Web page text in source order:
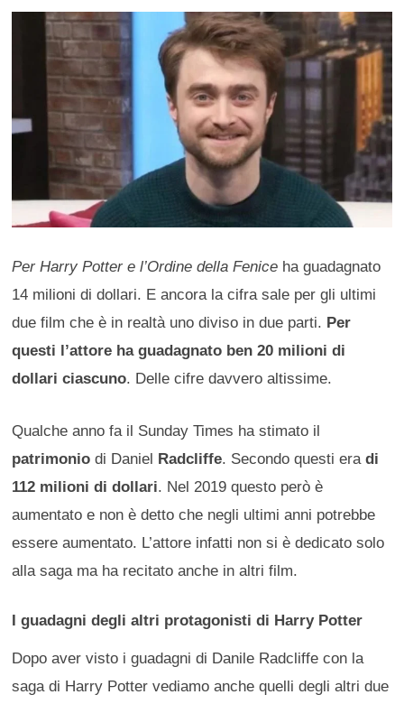
Per Harry Potter e l’Ordine della Fenice ha guadagnato
14 milioni di dollari. E ancora la cifra sale per gli ultimi
due film che è in realtà uno diviso in due parti. Per
questi l’attore ha guadagnato ben 20 milioni di
dollari ciascuno. Delle cifre davvero altissime.
Qualche anno fa il Sunday Times ha stimato il
patrimonio di Daniel Radcliffe. Secondo questi eradi
112 milioni di dollari. Nel 2019 questo però è
aumentato e non è detto che negli ultimi anni potrebbe
essere aumentato. L’attore infatti non si è dedicato solo
alla saga ma ha recitato anche in altri film.
I guadagni degli altri protagonisti di Harry Potter
Dopo aver visto i guadagni di Danile Radcliffe con la
saga di Harry Potter vediamo anche quelli degli altri due